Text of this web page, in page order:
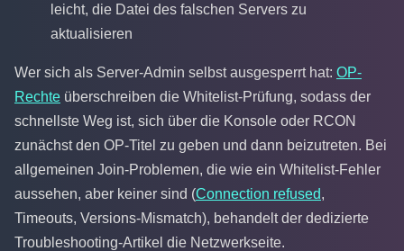
leicht, die Datei des falschen Servers zu
aktualisieren
Wer sich als Server-Admin selbst ausgesperrt hat: OP-
Rechte überschreiben die Whitelist-Prüfung, sodass der
schnellste Weg ist, sich über die Konsole oder RCON
zunächst den OP-Titel zu geben und dann beizutreten. Bei
allgemeinen Join-Problemen, die wie ein Whitelist-Fehler
aussehen, aber keiner sind (Connection refused,
Timeouts, Versions-Mismatch), behandelt der dedizierte
Troubleshooting-Artikel die Netzwerkseite.